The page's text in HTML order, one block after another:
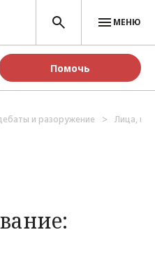
МЕНЮ
Помочь
и разоружение Лица,